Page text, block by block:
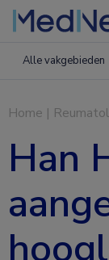
Alle vakgebieden
Home |
Han